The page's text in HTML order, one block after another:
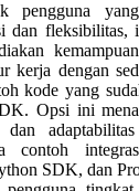
pengguna
dan fleksibilitas,
kerja dengan
kode yang
Opsi ini
adaptabilitas
contoh
SDK, dan